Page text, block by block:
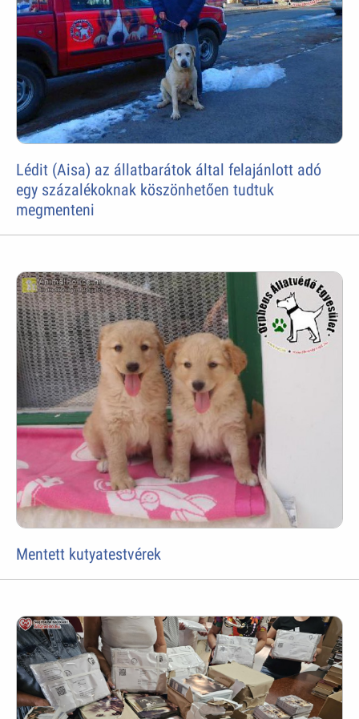
Lédit (Aisa) az állatbarátok által felajánlott adó
egy százalékoknak köszönhetően tudtuk
megmenteni
Mentett kutyatestvérek